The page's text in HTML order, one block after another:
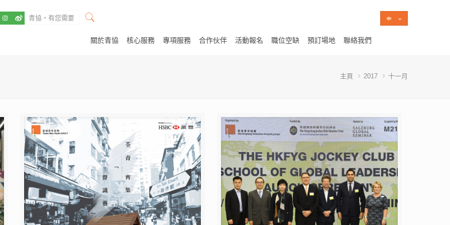
關於青協 核心服務 專項服務 合作伙伴 活動報名 職位空缺 預訂場地 聯絡我們
主頁 2017 十一月